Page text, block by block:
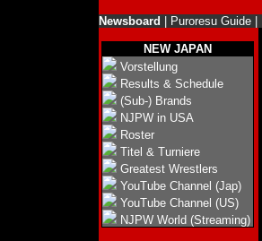
Newsboard Puroresu Guide|
NEW JAPAN
Vorstellung
Results & Schedule
(Sub-) Brands
NJPW in USA
Roster
Titel & Turniere
Greatest Wrestlers
YouTube Channel (Jap)
YouTube Channel (US)
NJPW World (Streaming)